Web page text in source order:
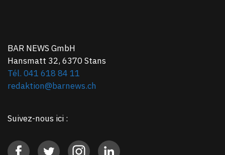
BAR NEWS GmbH
Hansmatt 32, 6370 Stans
Tél. 041 618 84 11
redaktion@barnews.ch
Suivez-nous ici :